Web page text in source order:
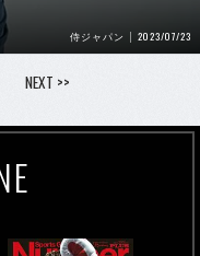
侍ジャパン 2023/07/23
NEXT >>